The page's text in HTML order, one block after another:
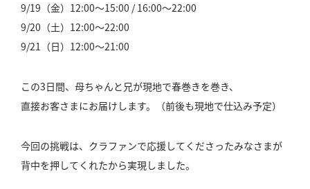
9/19（金）12:00〜15:00 / 16:00〜22:00
9/20（土）12:00〜22:00
9/21（日）12:00〜21:00
この3日間、母ちゃんと兄が現地で春巻きを巻き、
直接お客さまにお届けします。（前後も現地で仕込み予定）
今回の挑戦は、クラファンで応援してくださったみなさまが
背中を押してくれたから実現しました。